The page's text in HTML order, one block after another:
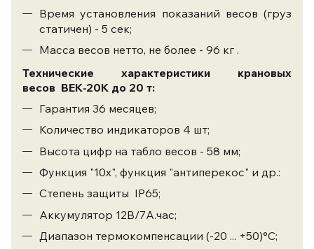
Время установления показаний весов (груз
статичен) - 5 сек;
Масса весов нетто, не более - 96 кг .
Технические характеристики крановых
весов ВЕК-20К до 20 т:
Гарантия 36 месяцев;
Количество индикаторов 4 шт;
Высота цифр на табло весов - 58 мм;
Функция "10х", функция "антиперекос" и др.:
Степень защиты IP65;
Аккумулятор 12В/7А.час;
Диапазон термокомпенсации (-20 ... +50)°C;